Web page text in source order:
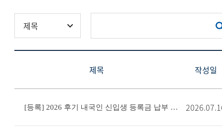
제목 작성일
[등록] 2026 후기 내국인 신입생 등록금 납부 안내